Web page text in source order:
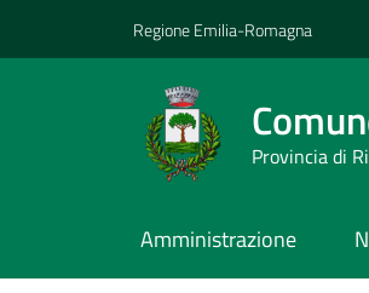
Regione Emilia-Romagna
Provincia di
Amministrazione